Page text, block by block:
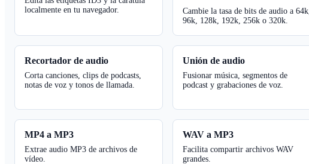
localmente en tu navegador.
Cambie la tasa de bits de audio a 64k,
96k, 128k, 192k, 256k o 320k.
Recortador de audio
Corta canciones, clips de podcasts,
notas de voz y tonos de llamada.
Unión de audio
Fusionar música, segmentos de
podcast y grabaciones de voz.
MP4 a MP3
Extrae audio MP3 de archivos de
vídeo.
WAV a MP3
Facilita compartir archivos WAV
grandes.